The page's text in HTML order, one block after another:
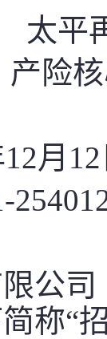
太平
产险
月 12
公司
简称“